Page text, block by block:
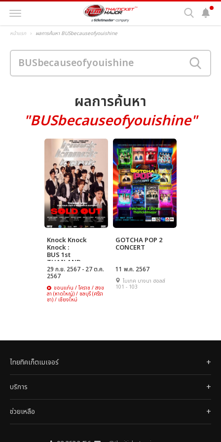
หน้าแรก ผลการค้นหา BUSbecauseofyouishine
ผลการค้นหา
"BUSbecauseofyouishine"
Knock Knock
Knock :
BUS 1st
THAILAND
FANCON TOUR
29 ก.ย. 2567 - 27 ต.ค.
2567
ขอนแก่น / โคราช / สงข
ลา (หาดใหญ่) / ชลบุรี (ศรีรา
ชา) / เชียงใหม่
GOTCHA POP 2
CONCERT
11 พ.ค. 2567
ไบเทค บางนา ฮอลล์
101 - 103
ไทยทิคเก็ตเมเจอร์
บริการ
ช่วยเหลือ